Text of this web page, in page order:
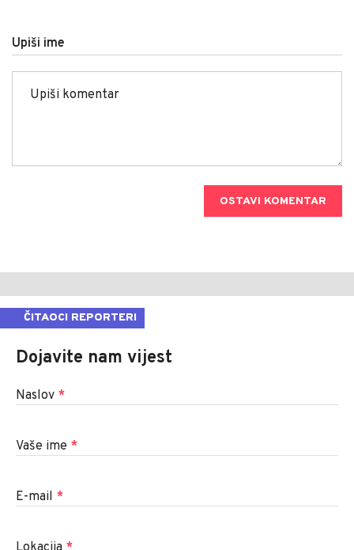
Upiši ime
OSTAVI KOMENTAR
ČITAOCI REPORTERI
Dojavite nam vijest
Naslov *
Vaše ime *
E-mail *